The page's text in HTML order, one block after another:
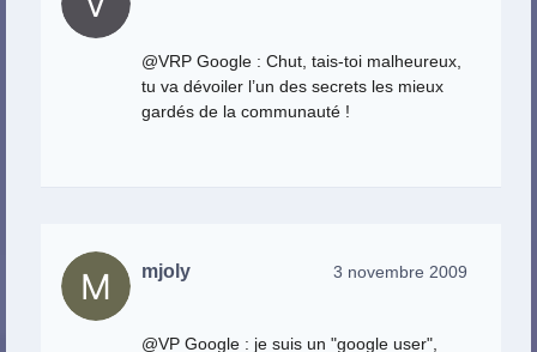
@VRP Google : Chut, tais-toi malheureux,
tu va dévoiler l’un des secrets les mieux
gardés de la communauté !
mjoly 3 novembre 2009
@VP Google : je suis un "google user",